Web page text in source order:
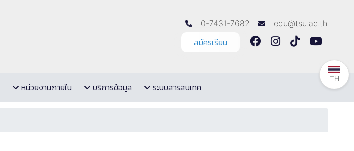
0-7431-7682
edu@tsu.ac.th
สมัครเรียน
หน่วยงานภายใน บริการข้อมูล ระบบสารสนเทศ
TH